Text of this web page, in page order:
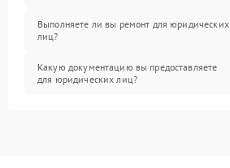
Выполняете ли вы ремонт для юридических
лиц?
Какую документацию вы предоставляете
для юридических лиц?